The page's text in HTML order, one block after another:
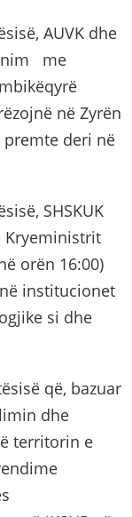
AUVK dhe
me
në Zyrën
deri në
SHSKUK
Kryeministrit
orën 16:00)
institucionet
si dhe
që, bazuar
dhe
territorin e